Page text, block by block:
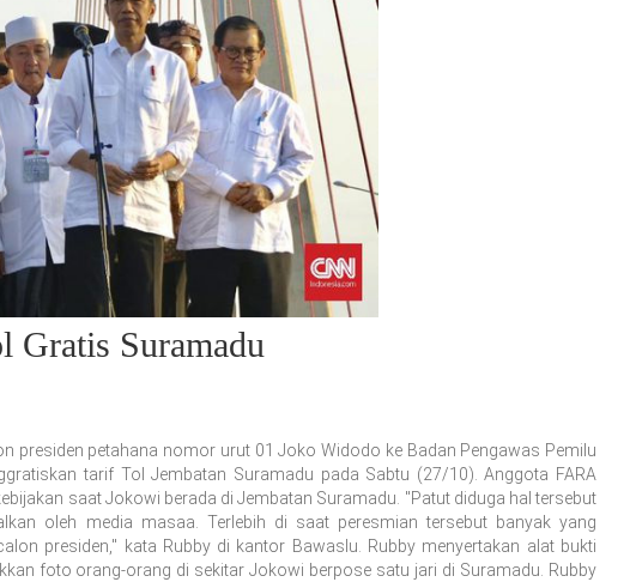
Gratis Suramadu
presiden petahana nomor urut 01 Joko Widodo ke Badan Pengawas Pemilu
tarif Tol Jembatan Suramadu pada Sabtu (27/10). Anggota FARA
saat Jokowi berada di Jembatan Suramadu. "Patut diduga hal tersebut
oleh media masaa. Terlebih di saat peresmian tersebut banyak yang
presiden," kata Rubby di kantor Bawaslu. Rubby menyertakan alat bukti
foto orang-orang di sekitar Jokowi berpose satu jari di Suramadu. Rubby